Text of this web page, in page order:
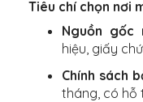
Tiêu chí chọn nơi
Nguồn gốc
hiệu, giấy
Chính sách
tháng, có hỗ